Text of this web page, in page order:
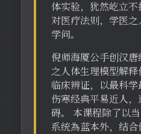
体实验，犹然屹立
对医疗法则，学医
学问。
倪师海厦公手创汉
之人体生理模型解
临床辨证，以最科
伤寒经典平易近人
碍。 本课程除了以
系统為蓝本外，结